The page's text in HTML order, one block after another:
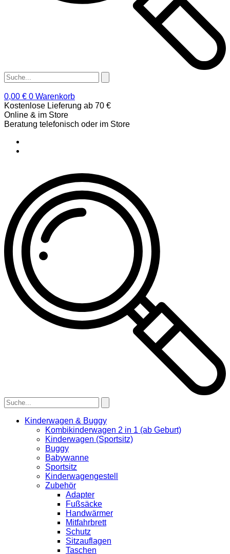
0,00 € 0 Warenkorb
Kostenlose Lieferung ab 70 €
Online & im Store
Beratung telefonisch oder im Store
Kinderwagen & Buggy
Kombikinderwagen 2 in 1 (ab Geburt)
Kinderwagen (Sportsitz)
Buggy
Babywanne
Sportsitz
Kinderwagengestell
Zubehör
Adapter
Fußsäcke
Handwärmer
Mitfahrbrett
Schutz
Sitzauflagen
Taschen